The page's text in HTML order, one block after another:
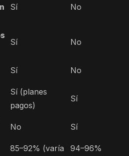
Sí No
Sí No
Sí No
Sí (planes
pagos)
Sí
No Sí
85–92% (varía
94–96%